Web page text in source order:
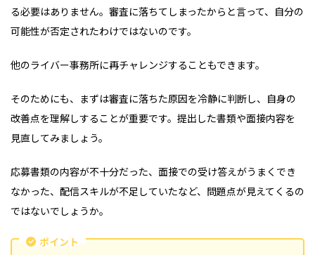
る必要はありません。審査に落ちてしまったからと言って、自分の
可能性が否定されたわけではないのです。
他のライバー事務所に再チャレンジすることもできます。
そのためにも、まずは審査に落ちた原因を冷静に判断し、自身の
改善点を理解しすることが重要です。提出した書類や面接内容を
見直してみましょう。
応募書類の内容が不十分だった、面接での受け答えがうまくでき
なかった、配信スキルが不足していたなど、問題点が見えてくるの
ではないでしょうか。
ポイント